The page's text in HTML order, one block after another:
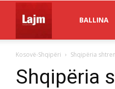
Lajm
BALLINA
Kosovë-Shqipëri Shqipëria
Shqipëria